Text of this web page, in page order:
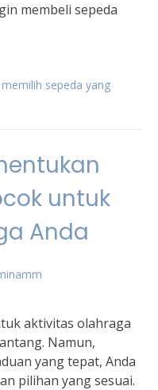
membeli sepeda
sepeda yang
untuk
Anda
aktivitas olahraga
Namun,
yang tepat, Anda
pilihan yang sesuai.